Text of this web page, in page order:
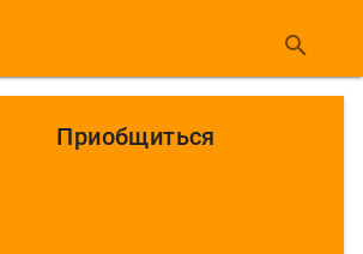
Приобщиться